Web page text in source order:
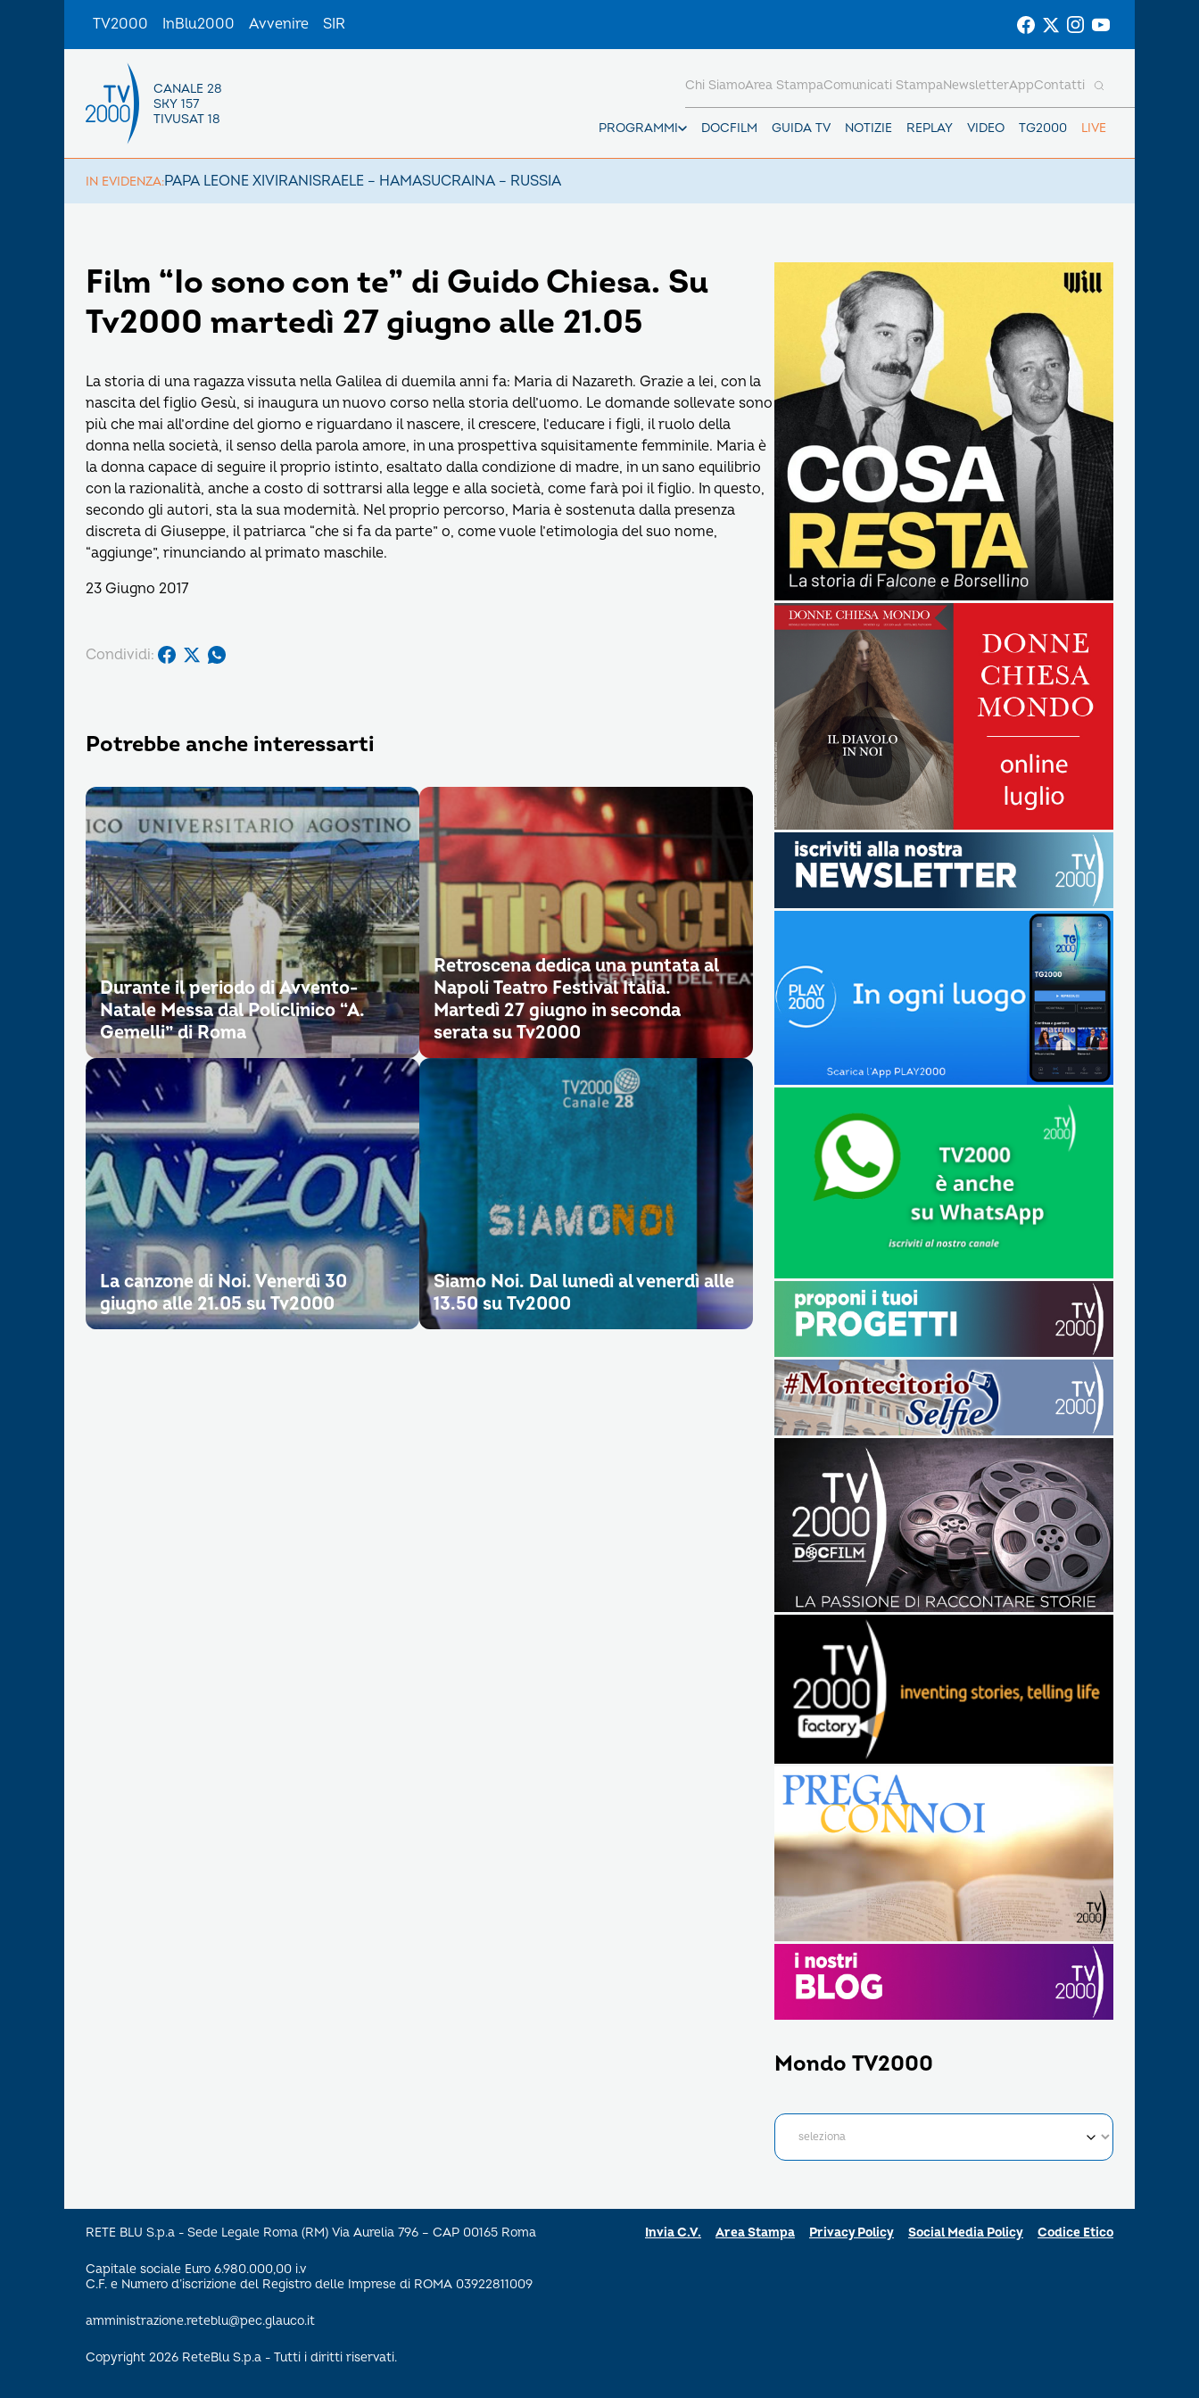
TV2000 InBlu2000 Avvenire SIR
CANALE 28
SKY 157
TIVUSAT 18
PROGRAMMI DOCFILM GUIDA TV NOTIZIE REPLAY VIDEO TG2000 LIVE
Chi SiamoArea StampaComunicati StampaNewsletterAppContatti
IN EVIDENZA:PAPA LEONE XIVIRANISRAELE – HAMASUCRAINA – RUSSIA
Film “Io sono con te” di Guido Chiesa. Su
Tv2000 martedì 27 giugno alle 21.05
La storia di una ragazza vissuta nella Galilea di duemila anni fa: Maria di Nazareth. Grazie a lei, con la
nascita del figlio Gesù, si inaugura un nuovo corso nella storia dell’uomo. Le domande sollevate sono
più che mai all’ordine del giorno e riguardano il nascere, il crescere, l’educare i figli, il ruolo della
donna nella società, il senso della parola amore, in una prospettiva squisitamente femminile. Maria è
la donna capace di seguire il proprio istinto, esaltato dalla condizione di madre, in un sano equilibrio
con la razionalità, anche a costo di sottrarsi alla legge e alla società, come farà poi il figlio. In questo,
secondo gli autori, sta la sua modernità. Nel proprio percorso, Maria è sostenuta dalla presenza
discreta di Giuseppe, il patriarca “che si fa da parte” o, come vuole l’etimologia del suo nome,
“aggiunge”, rinunciando al primato maschile.
23 Giugno 2017
Condividi:
Potrebbe anche interessarti
Durante il periodo di Avvento-
Natale Messa dal Policlinico “A.
Gemelli” di Roma
Retroscena dedica una puntata al
Napoli Teatro Festival Italia.
Martedì 27 giugno in seconda
serata su Tv2000
La canzone di Noi. Venerdì 30
giugno alle 21.05 su Tv2000
Siamo Noi. Dal lunedì al venerdì alle
13.50 su Tv2000
Mondo TV2000
RETE BLU S.p.a - Sede Legale Roma (RM) Via Aurelia 796 – CAP 00165 Roma
Capitale sociale Euro 6.980.000,00 i.v
C.F. e Numero d’iscrizione del Registro delle Imprese di ROMA 03922811009
amministrazione.reteblu@pec.glauco.it
Copyright 2026 ReteBlu S.p.a - Tutti i diritti riservati.
Invia C.V. Area Stampa Privacy Policy Social Media Policy Codice Etico